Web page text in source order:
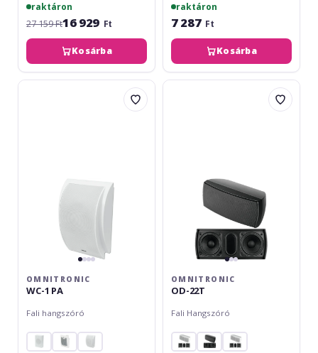
raktáron
27 159 Ft16 929 Ft
Kosárba
raktáron
7 287 Ft
Kosárba
Omnitronic
OMNITRONIC
WC-1 PA
Fali hangszóró
Omnitronic
OMNITRONIC
OD-22T
Fali Hangszóró